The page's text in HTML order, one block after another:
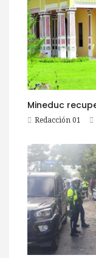
Redacción 01